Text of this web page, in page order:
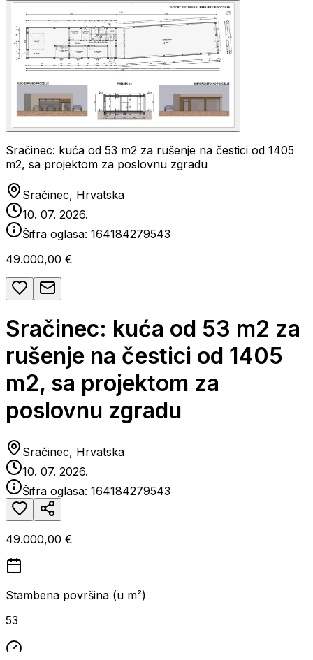
Sračinec: kuća od 53 m2 za rušenje na čestici od 1405
m2, sa projektom za poslovnu zgradu
Sračinec, Hrvatska
10. 07. 2026.
Šifra oglasa: 164184279543
49.000,00 €
Sračinec: kuća od 53 m2 za
rušenje na čestici od 1405
m2, sa projektom za
poslovnu zgradu
Sračinec, Hrvatska
10. 07. 2026.
Šifra oglasa: 164184279543
49.000,00 €
Stambena površina (u m²)
53